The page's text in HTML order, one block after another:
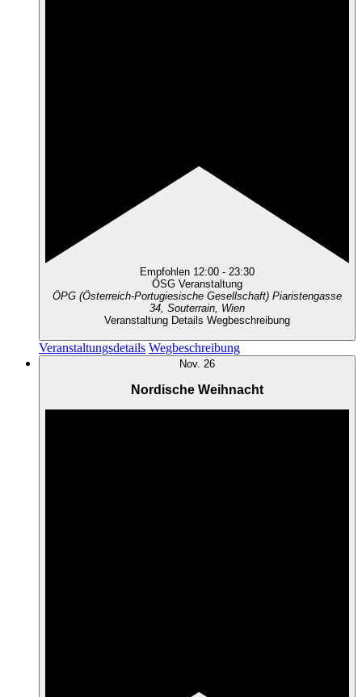
Empfohlen 12:00 - 23:30
ÖSG Veranstaltung
ÖPG (Österreich-Portugiesische Gesellschaft) Piaristengasse
34, Souterrain, Wien
Veranstaltung Details Wegbeschreibung
Veranstaltungsdetails Wegbeschreibung
Nov. 26
Nordische Weihnacht